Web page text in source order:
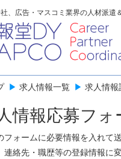
、広告・マスコミ業界の人材派遣
▶ 求人情報一覧 ▶ 求人情報
情報応募フ
フォームに必要情報を入れて
連絡先・職歴等の登録情報に